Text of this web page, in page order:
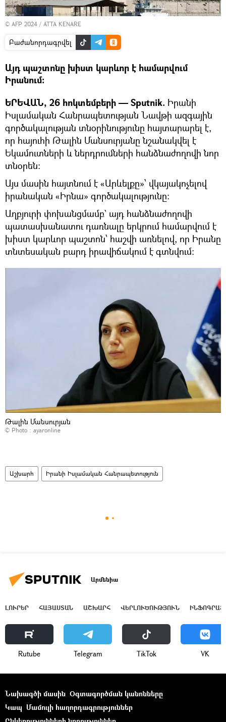
© AFP 2024 / ATTA KENARE
Բաժանորդագրվել
Այդ պաշտոնը խիստ կարևոր է համարվում
Իրանում։
ԵՐԵՎԱՆ, 26 հոկտեմբերի — Sputnik. Իրանի
Իսլամական Հանրապետության Նավթի ազգային
գործակալության տնօրինությունը հայտարարել է,
որ hայուհի Թալին Մանսուրյանը նշանակվել է
Եկամուտների և ներդրումների հանձնաժողովի նոր
տնօրեն։
Այս մասին հայտնում է «Արևելքը»՝ վկայակոչելով
իրանական «Իրնա» գործակալությունը:
Աղբյուրի փոխանցմամբ` այդ հանձնաժողովի
պատասխանատու դառնալը երկրում համարվում է
խիստ կարևոր պաշտոն՝ հաշվի առնելով, որ Իրանը
տնտեսական բարդ իրավիճակում է գտնվում:
Թալին Մանսուրյան
© Photo : ayaronline
Աշխարհ Իրանի Իսլամական Հանրապետություն
Արմենիա
ԼՈՒՐԵՐ ՀԱՅԱՍՏԱՆ ԱՇԽԱՐՀ ՎԵՐԼՈՒԾՈՒԹՅՈՒՆ
Rutube Telegram ТikТоk VK
Նախագծի մասին Օգտագործման կանոնները
Կապ Մամուլի հաղորդագրություններ